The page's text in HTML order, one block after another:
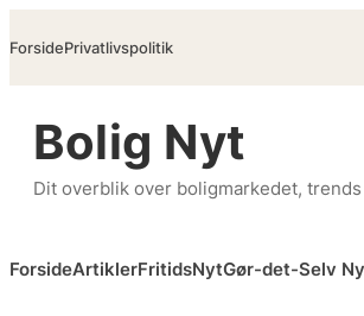
til
ForsidePrivatlivspolitik
Bolig Nyt
Dit overblik over boligmarkedet,
ForsideArtiklerFritidsNytGør-det-Selv